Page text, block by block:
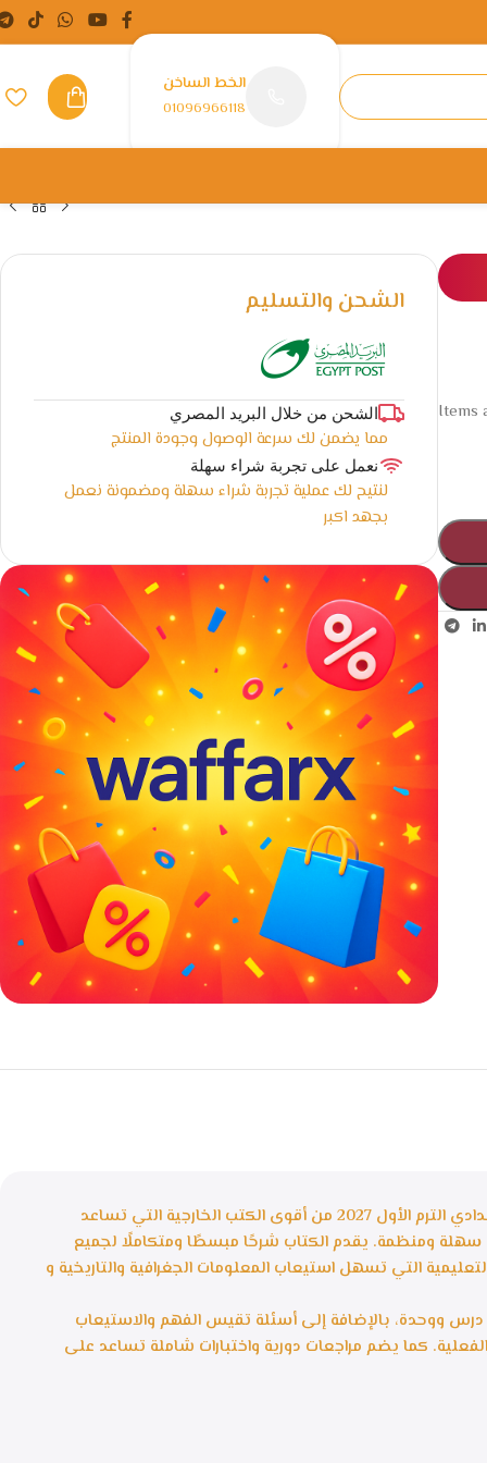
الخط الساخن
01096966118
Items
الشحن والتسليم
الشحن من خلال البريد المصري
مما يضمن لك سرعة الوصول وجودة المنتج
نعمل على تجربة شراء سهلة
لنتيح لك عملية تجربة شراء سهلة ومضمونة نعمل
بجهد اكبر
مع waffarx
يُعد كتاب الأضواء دراسات اجتماعية للصف الثالث الإعدادي الترم الأول 2027 من أقوى الكتب الخارجية التي تساعد
سهلة ومنظمة. يقدم الكتاب شرحًا مبسطًا ومتكاملًا لجميع
التي تسهل استيعاب المعلومات الجغرافية والتاريخية و
درس ووحدة، بالإضافة إلى أسئلة تقيس الفهم والاستيعاب
كما يضم مراجعات دورية واختبارات شاملة تساعد على